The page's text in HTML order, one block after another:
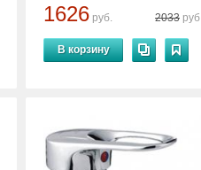
1626 руб. 2033
В корзину